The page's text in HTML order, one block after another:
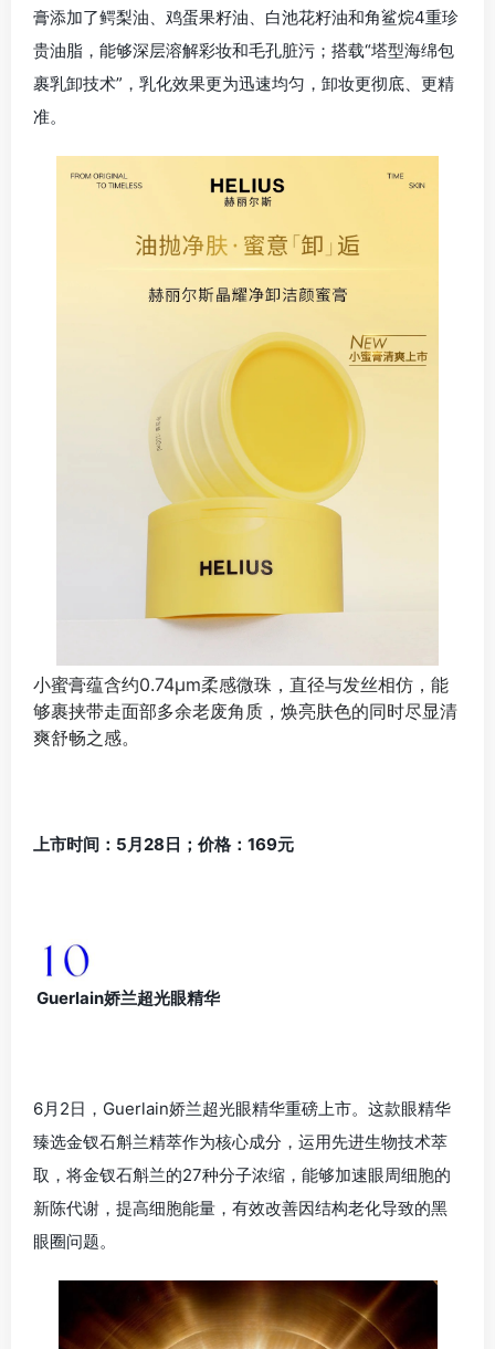
膏添加了鳄梨油、鸡蛋果籽油、白池花籽油和角鲨烷4重珍
贵油脂，能够深层溶解彩妆和毛孔脏污；搭载“塔型海绵包
裹乳卸技术”，乳化效果更为迅速均匀，卸妆更彻底、更精
准。
小蜜膏蕴含约0.74μm柔感微珠，直径与发丝相仿，能
够裹挟带走面部多余老废角质，焕亮肤色的同时尽显清
爽舒畅之感。
上市时间：5月28日；价格：169元
Guerlain娇兰超光眼精华
6月2日，Guerlain娇兰超光眼精华重磅上市。这款眼精华
臻选金钗石斛兰精萃作为核心成分，运用先进生物技术萃
取，将金钗石斛兰的27种分子浓缩，能够加速眼周细胞的
新陈代谢，提高细胞能量，有效改善因结构老化导致的黑
眼圈问题。